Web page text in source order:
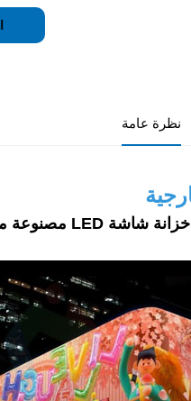
نظرة عامة
خزانة شاشة LED مصنوعة من الألومنيوم المصبوب بالقالب مع صيانة من الأمام/الخلف